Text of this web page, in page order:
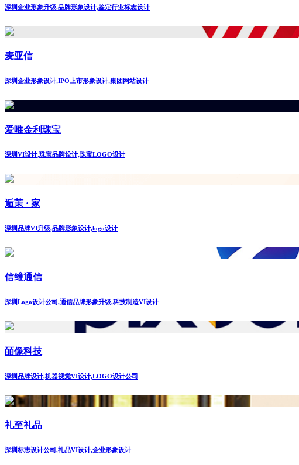
深圳企业形象升级.品牌形象设计,鉴定行业标志设计
麦亚信
深圳企业形象设计,IPO上市形象设计,集团网站设计
爱唯金利珠宝
深圳VI设计,珠宝品牌设计,珠宝LOGO设计
逅茉 · 家
深圳品牌VI升级,品牌形象设计,logo设计
信维通信
深圳Logo设计公司,通信品牌形象升级,科技制造VI设计
皕像科技
深圳品牌设计,机器视觉VI设计,LOGO设计公司
礼至礼品
深圳标志设计公司,礼品VI设计,企业形象设计